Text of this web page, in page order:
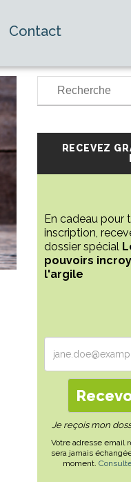
Contact
RECEVEZ
En cadeau pour
inscription,
dossier spécial
pouvoirs
l'argile
Je reçois mon
Votre adresse email
sera jamais
moment.